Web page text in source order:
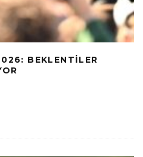
BEKLENTILER